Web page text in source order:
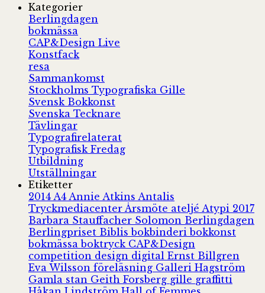
Kategorier
Berlingdagen
bokmässa
CAP&Design Live
Konstfack
resa
Sammankomst
Stockholms Typografiska Gille
Svensk Bokkonst
Svenska Tecknare
Tävlingar
Typografirelaterat
Typografisk Fredag
Utbildning
Utställningar
Etiketter
2014 A4 Annie Atkins Antalis
Tryckmediacenter Årsmöte ateljé Atypi 2017
Barbara Stauffacher Solomon Berlingdagen
Berlingpriset Biblisbokbinderibokkonst
bokmässaboktryck CAP&Design
competition design digital Ernst Billgren
Eva Wilsson föreläsning Galleri Hagström
Gamla stan Geith Forsberg gille graffitti